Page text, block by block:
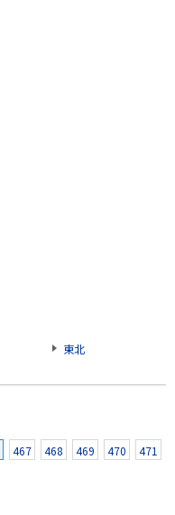
東北
467 468 469 470
471